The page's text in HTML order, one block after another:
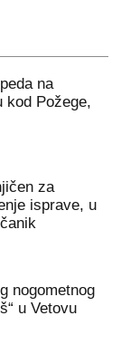
na
kod Požege,
za
isprave, u
nogometnog
u Vetovu